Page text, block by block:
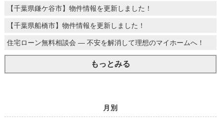
【千葉県鎌ケ谷市】物件情報を更新しました！
【千葉県船橋市】物件情報を更新しました！
住宅ローン無料相談会 ― 不安を解消して理想のマイホームへ！
もっとみる
月別